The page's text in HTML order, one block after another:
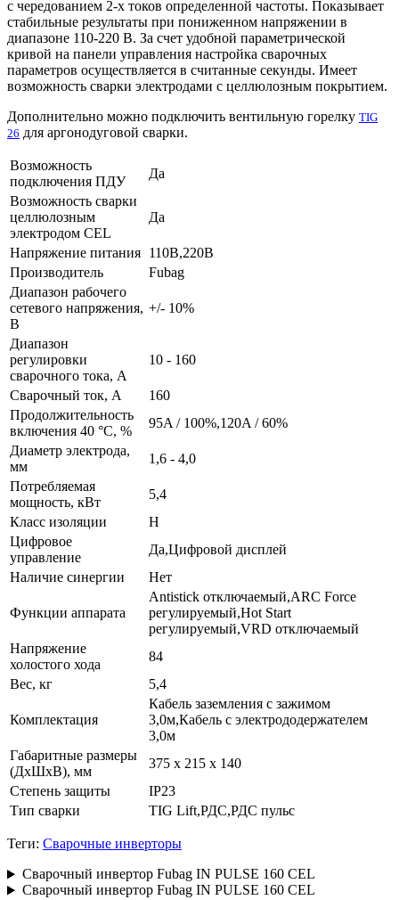
с чередованием 2-х токов определенной частоты. Показывает
стабильные результаты при пониженном напряжении в
диапазоне 110-220 В. За счет удобной параметрической
кривой на панели управления настройка сварочных
параметров осуществляется в считанные секунды. Имеет
возможность сварки электродами с целлюлозным покрытием.
Дополнительно можно подключить вентильную горелку TIG
26 для аргонодуговой сварки.
Возможность
подключения ПДУ
Да
Возможность сварки
целлюлозным
электродом CEL
Да
Напряжение питания 110В,220В
Производитель
Fubag
Диапазон рабочего
сетевого напряжения,
B
+/- 10%
Диапазон
регулировки
сварочного тока, А
10 - 160
Сварочный ток, А
160
Продолжительность
включения 40 °C, %
95A / 100%,120A / 60%
Диаметр электрода,
мм
1,6 - 4,0
Потребляемая
мощность, кВт
5,4
Класс изоляции
Н
Цифровое
управление
Да,Цифровой дисплей
Наличие синергии
Нет
Функции аппарата
Antistick отключаемый,ARC Force
регулируемый,Hot Start
регулируемый,VRD отключаемый
Напряжение
холостого хода
84
Вес, кг
5,4
Комплектация
Кабель заземления с зажимом
3,0м,Кабель с электрододержателем
3,0м
Габаритные размеры
(ДхШхВ), мм
375 х 215 х 140
Степень защиты
IP23
Тип сварки
TIG Lift,РДС,РДС пульс
Теги: Сварочные инверторы
Сварочный инвертор Fubag IN PULSE 160 CEL
Сварочный инвертор Fubag IN PULSE 160 CEL